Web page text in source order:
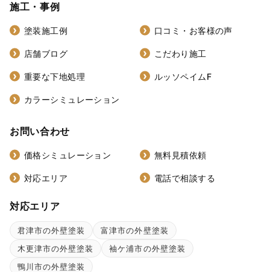
施工・事例
塗装施工例 口コミ・お客様の声
店舗ブログ こだわり施工
重要な下地処理 ルッソペイムF
カラーシミュレーション
お問い合わせ
価格シミュレーション 無料見積依頼
対応エリア 電話で相談する
対応エリア
君津市の外壁塗装
富津市の外壁塗装
木更津市の外壁塗装
袖ケ浦市の外壁塗装
鴨川市の外壁塗装